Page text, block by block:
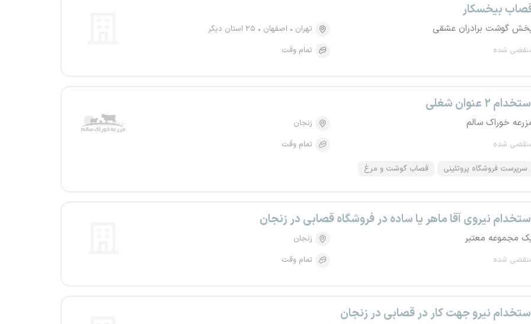
بیخسکار
گوشت برادران عشقی
شده
تهران اصفهان
۲۵ استان دیگر
تمام وقت
۲ عنوان شغلی
خوراک سالم
شده
زنجان
تمام وقت
سرپرست فروشگاه پروتئینی قصاب گوشت و مرغ
نیروی آقا ماهر یا ساده در فروشگاه قصابی در زنجان
مجموعه معتبر
شده
زنجان
تمام وقت
نیرو جهت کار در قصابی در زنجان